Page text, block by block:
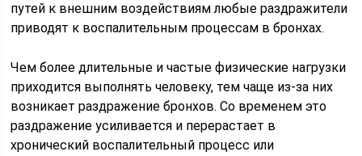
путей к внешним воздействиям любые раздражители
приводят к воспалительным процессам в бронхах.
Чем более длительные и частые физические нагрузки
приходится выполнять человеку, тем чаще из-за них
возникает раздражение бронхов. Со временем это
раздражение усиливается и перерастает в
хронический воспалительный процесс или